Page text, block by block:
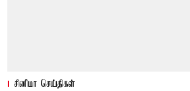
சினிமா செய்திகள்